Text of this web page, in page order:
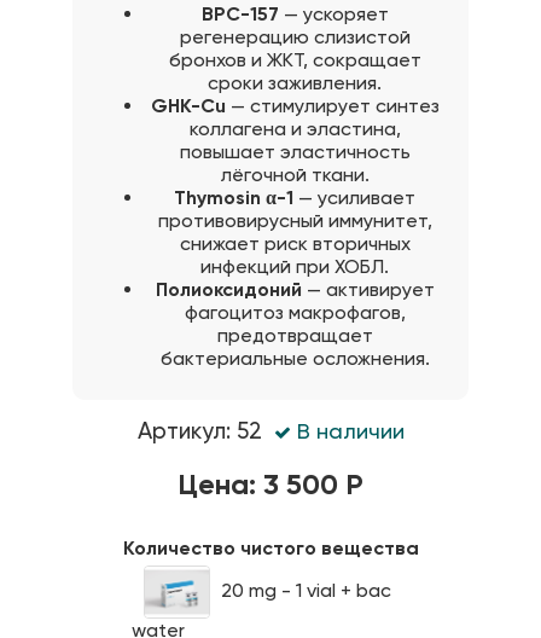
BPC-157 — ускоряет
регенерацию слизистой
бронхов и ЖКТ, сокращает
сроки заживления.
GHK-Cu — стимулирует синтез
коллагена и эластина,
повышает эластичность
лёгочной ткани.
Thymosin α-1 — усиливает
противовирусный иммунитет,
снижает риск вторичных
инфекций при ХОБЛ.
Полиоксидоний — активирует
фагоцитоз макрофагов,
предотвращает
бактериальные осложнения.
Артикул: 52 В наличии
Цена: 3 500 Р
Количество чистого вещества
20 mg - 1 vial + bac
water